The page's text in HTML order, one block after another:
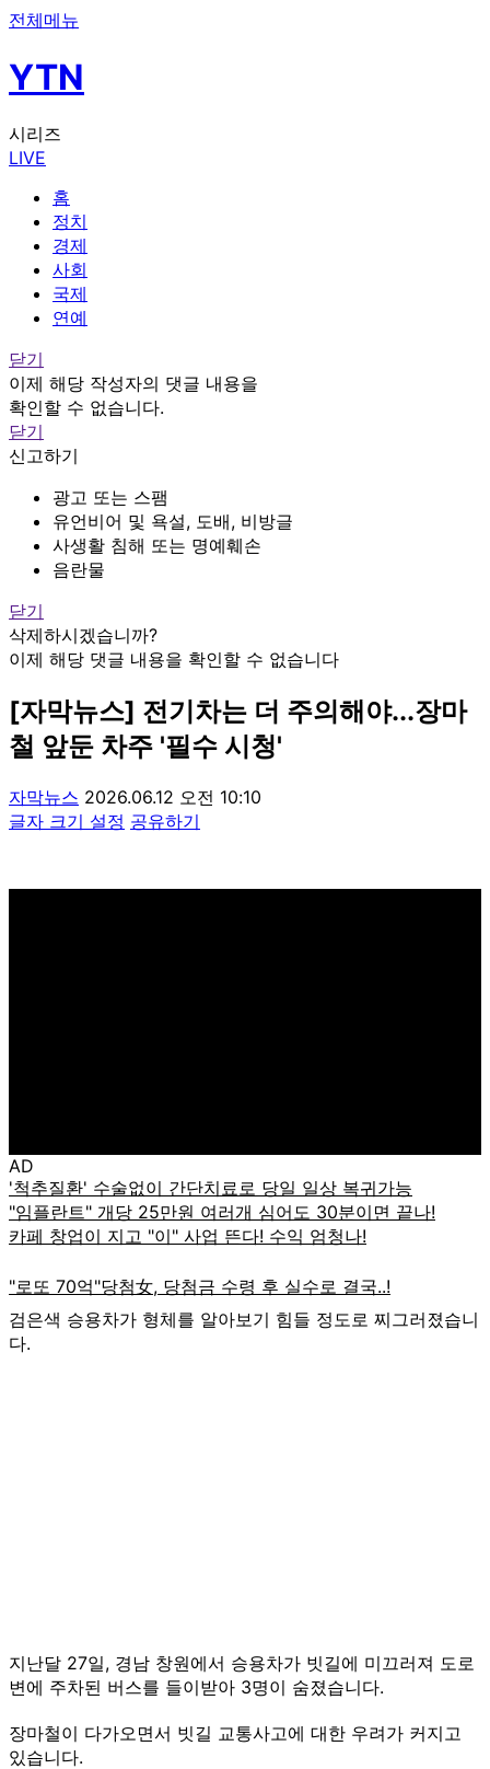
전체메뉴
YTN
시리즈
LIVE
홈
정치
경제
사회
국제
연예
닫기
이제 해당 작성자의 댓글 내용을
확인할 수 없습니다.
닫기
신고하기
광고 또는 스팸
유언비어 및 욕설, 도배, 비방글
사생활 침해 또는 명예훼손
음란물
닫기
삭제하시겠습니까?
이제 해당 댓글 내용을 확인할 수 없습니다
[자막뉴스] 전기차는 더 주의해야...장마
철 앞둔 차주 '필수 시청'
자막뉴스 2026.06.12 오전 10:10
글자 크기 설정 공유하기
AD
검은색 승용차가 형체를 알아보기 힘들 정도로 찌그러졌습니
다.
지난달 27일, 경남 창원에서 승용차가 빗길에 미끄러져 도로
변에 주차된 버스를 들이받아 3명이 숨졌습니다.
장마철이 다가오면서 빗길 교통사고에 대한 우려가 커지고
있습니다.